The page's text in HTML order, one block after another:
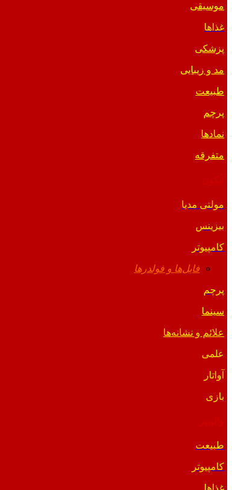
موسیقی
غذاها
پزشکی
مد و زیبایی
طبیعت
پرچم
نمادها
متفرقه
مولتی مدیا
بیزینس
کامپیوتر
فایل‌ها و فولدرها
پرچم
سینما
علائم و نشانه‌ها
علمی
آواتار
بازی
طبیعت
کامپیوتر